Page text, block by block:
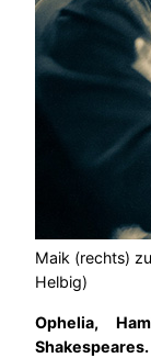
Maik (rechts)
Helbig)
Ophelia,